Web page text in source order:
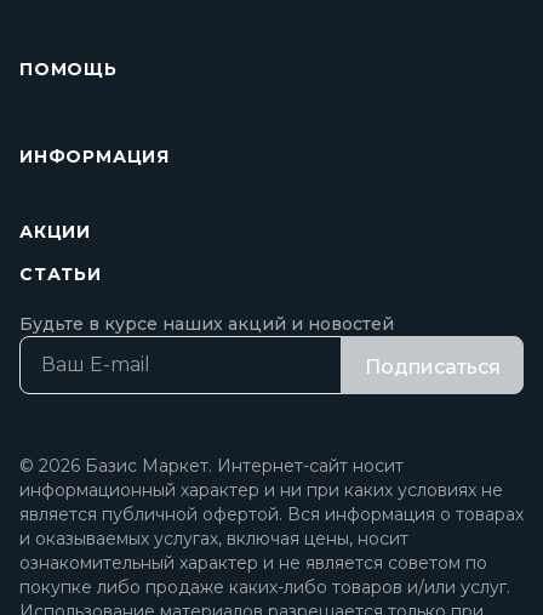
ПОМОЩЬ
ИНФОРМАЦИЯ
АКЦИИ
СТАТЬИ
Будьте в курсе наших акций и новостей
Подписаться
© 2026 Базис Маркет. Интернет-сайт носит
информационный характер и ни при каких условиях не
является публичной офертой. Вся информация о товарах
и оказываемых услугах, включая цены, носит
ознакомительный характер и не является советом по
покупке либо продаже каких-либо товаров и/или услуг.